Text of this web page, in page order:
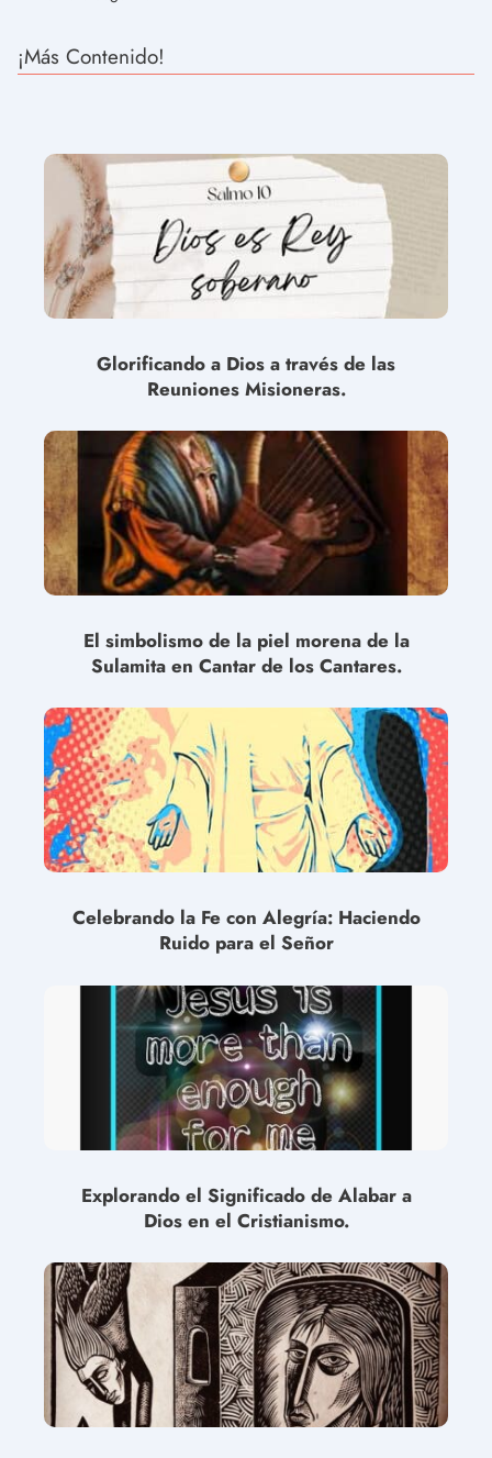
¡Más Contenido!
Glorificando a Dios a través de las
Reuniones Misioneras.
El simbolismo de la piel morena de la
Sulamita en Cantar de los Cantares.
Celebrando la Fe con Alegría: Haciendo
Ruido para el Señor
Explorando el Significado de Alabar a
Dios en el Cristianismo.